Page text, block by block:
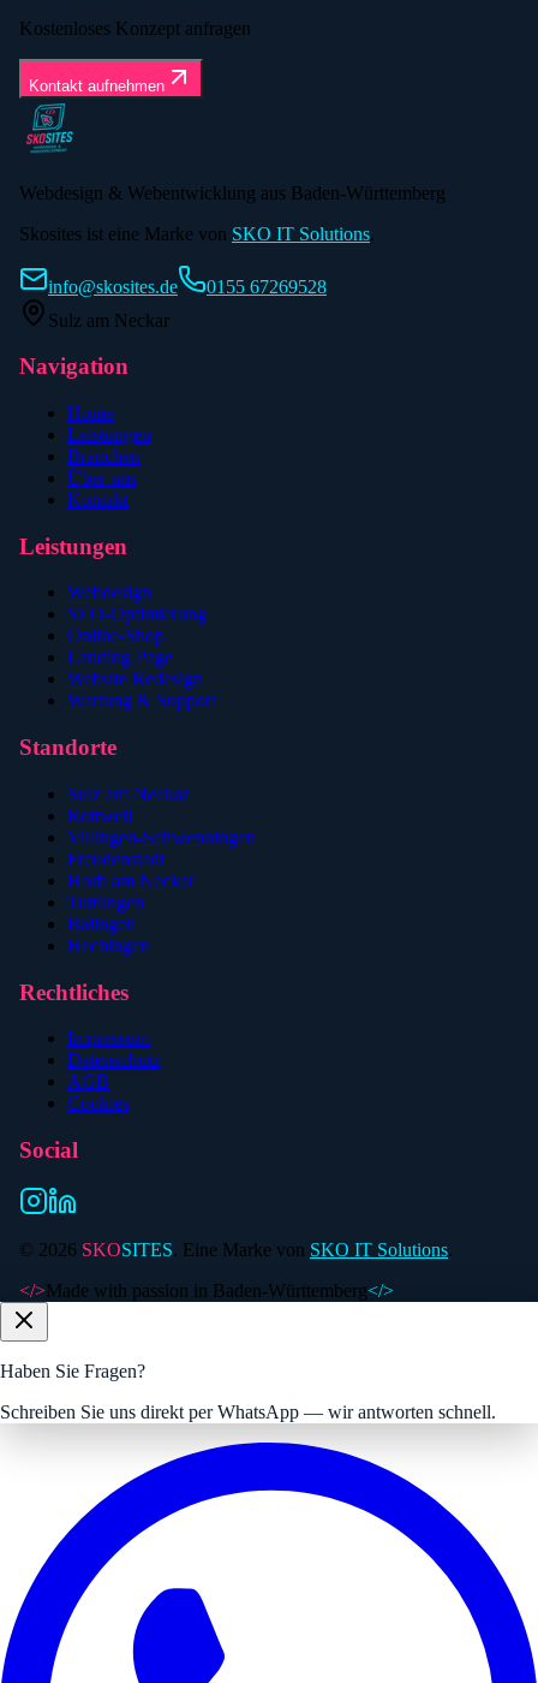
Kostenloses Konzept anfragen
Kontakt aufnehmen
Webdesign & Webentwicklung aus Baden-Württemberg
Skosites ist eine Marke von SKO IT Solutions.
info@skosites.de
0155 67269528
Sulz am Neckar
Navigation
Home
Leistungen
Branchen
Über uns
Kontakt
Leistungen
Webdesign
SEO-Optimierung
Online-Shop
Landing Page
Website Redesign
Wartung & Support
Standorte
Sulz am Neckar
Rottweil
Villingen-Schwenningen
Freudenstadt
Horb am Neckar
Tuttlingen
Balingen
Hechingen
Rechtliches
Impressum
Datenschutz
AGB
Cookies
Social
© 2026 SKOSITES. Eine Marke von SKO IT Solutions.
</>Made with passion in Baden-Württemberg</>
Haben Sie Fragen?
Schreiben Sie uns direkt per WhatsApp — wir antworten schnell.